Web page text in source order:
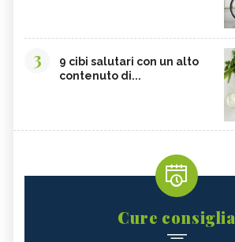
3
9 cibi salutari con un alto
contenuto di...
Cure consiglia